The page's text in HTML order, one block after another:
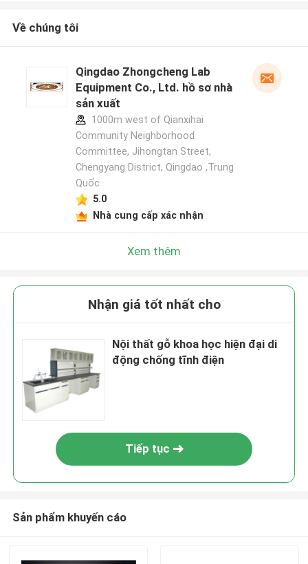
Về chúng tôi
Qingdao Zhongcheng Lab
Equipment Co., Ltd. hồ sơ nhà
sản xuất
1000m west of Qianxihai
Community Neighborhood
Committee, Jihongtan Street,
Chengyang District, Qingdao ,Trung
Quốc
5.0
Nhà cung cấp xác nhận
Xem thêm
Nhận giá tốt nhất cho
Nội thất gỗ khoa học hiện đại di
động chống tĩnh điện
Tiếp tục
Sản phẩm khuyến cáo